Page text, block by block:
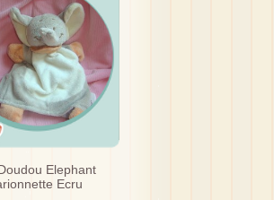
Elephant
Ecru